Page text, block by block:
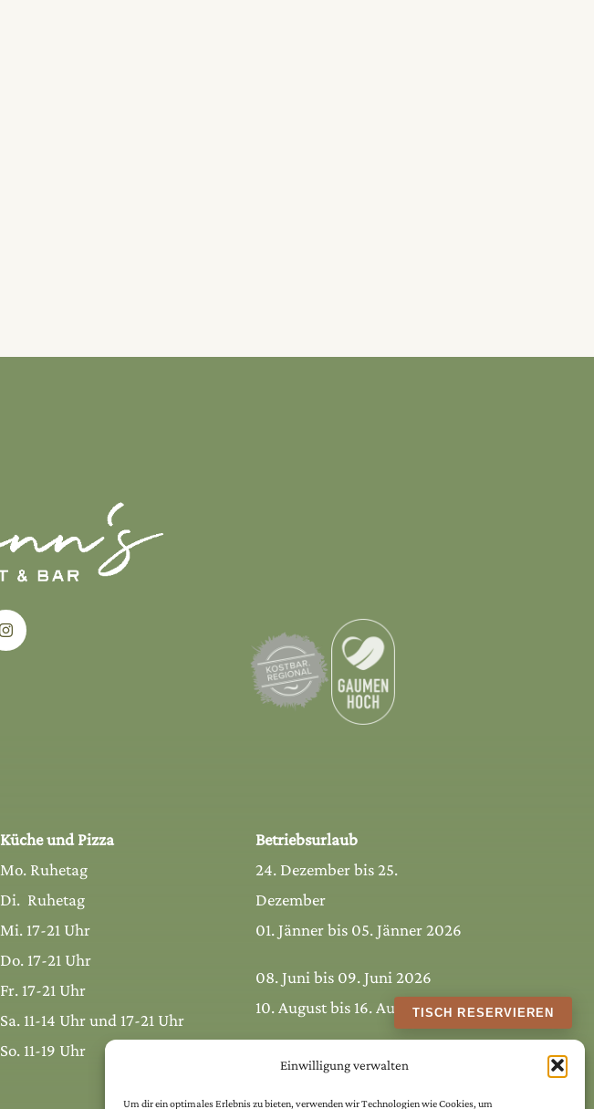
Einwilligung verwalten
Um dir ein optimales Erlebnis zu bieten, verwenden wir Technologien wie Cookies, um
Küche und Pizza
Mo. Ruhetag
Di. Ruhetag
Mi. 17-21 Uhr
Do. 17-21 Uhr
Fr. 17-21 Uhr
Sa. 11-14 Uhr und 17-21 Uhr
So. 11-19 Uhr
Betriebsurlaub
24. Dezember bis 25.
Dezember
01. Jänner bis 05. Jänner 2026
08. Juni bis 09. Juni 2026
10. August bis 16. August 2026TISCH RESERVIEREN